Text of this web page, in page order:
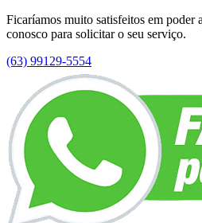
Ficaríamos muito satisfeitos em poder
conosco para solicitar o seu serviço.
(63) 99129-5554